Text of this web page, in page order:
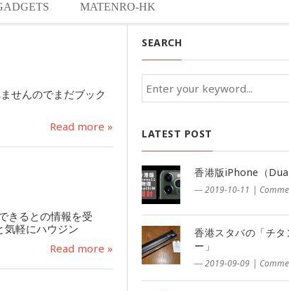
MATENRO-HK
せんのでまだブック
Read more »
きるとの情報を受
気軽にハウジン
Read more »
SEARCH
LATEST POST
香港版iPhone（
― 2019-10-11 |
香港スタバの「チタ
ー」
― 2019-09-09 |